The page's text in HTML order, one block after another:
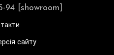
94 [showroom]
сайту